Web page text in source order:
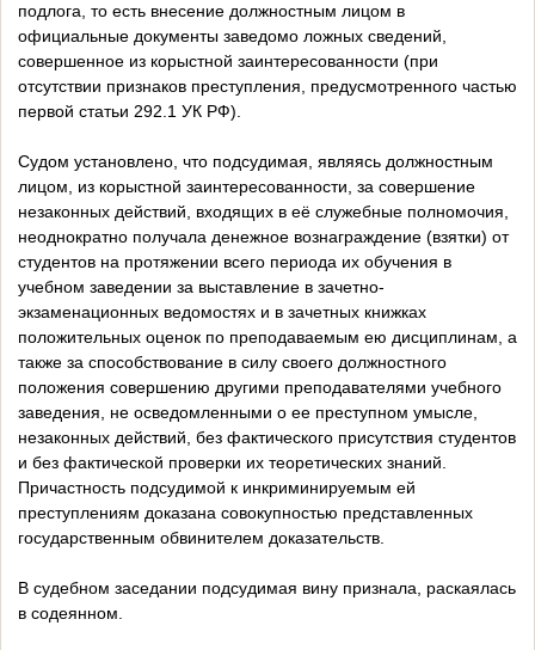
подлога, то есть внесение должностным лицом в
официальные документы заведомо ложных сведений,
совершенное из корыстной заинтересованности (при
отсутствии признаков преступления, предусмотренного частью
первой статьи 292.1 УК РФ).
Судом установлено, что подсудимая, являясь должностным
лицом, из корыстной заинтересованности, за совершение
незаконных действий, входящих в её служебные полномочия,
неоднократно получала денежное вознаграждение (взятки) от
студентов на протяжении всего периода их обучения в
учебном заведении за выставление в зачетно-
экзаменационных ведомостях и в зачетных книжках
положительных оценок по преподаваемым ею дисциплинам, а
также за способствование в силу своего должностного
положения совершению другими преподавателями учебного
заведения, не осведомленными о ее преступном умысле,
незаконных действий, без фактического присутствия студентов
и без фактической проверки их теоретических знаний.
Причастность подсудимой к инкриминируемым ей
преступлениям доказана совокупностью представленных
государственным обвинителем доказательств.
В судебном заседании подсудимая вину признала, раскаялась
в содеянном.